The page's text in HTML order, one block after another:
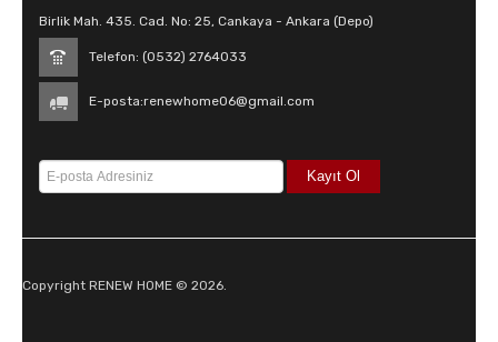
Birlik Mah. 435. Cad. No: 25, Cankaya - Ankara (Depo)
Telefon: (0532) 2764033
E-posta:renewhome06@gmail.com
Copyright RENEW HOME © 2026.